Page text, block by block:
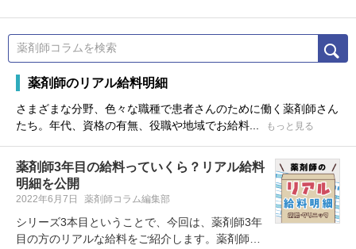
薬剤師のリアル給料明細
さまざまな分野、色々な職種で患者さんのために働く薬剤師さん
たち。年代、資格の有無、役職や地域でお給料...
もっと見る
薬剤師3年目の給料っていくら？リアル給料
明細を公開
2022年6月7日 薬剤師コラム編集部
シリーズ3本目ということで、今回は、薬剤師3年
目の方のリアルな給料をご紹介します。薬剤師と